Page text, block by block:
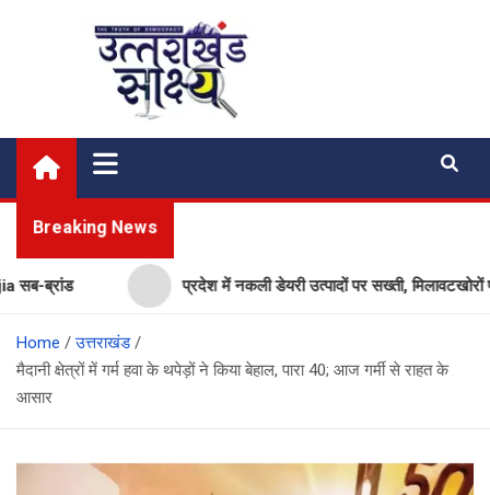
Uttarakhand Shakshya
My News Portal
Breaking News
ब्रांड प्रदेश में नकली डेयरी उत्पादों पर सख्ती, मिलावटखोरों
Home
उत्तराखंड
मैदानी क्षेत्रों में गर्म हवा के थपेड़ों ने किया बेहाल, पारा 40; आज गर्मी से राहत के
आसार